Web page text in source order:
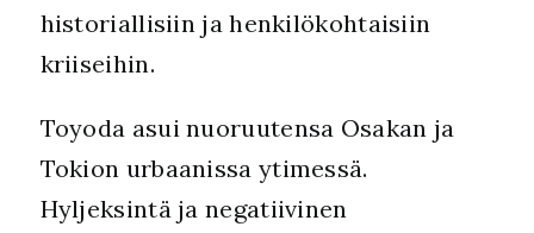
historiallisiin ja henkilökohtaisiin
kriiseihin.
Toyoda asui nuoruutensa Osakan ja
Tokion urbaanissa ytimessä.
Hyljeksintä ja negatiivinen